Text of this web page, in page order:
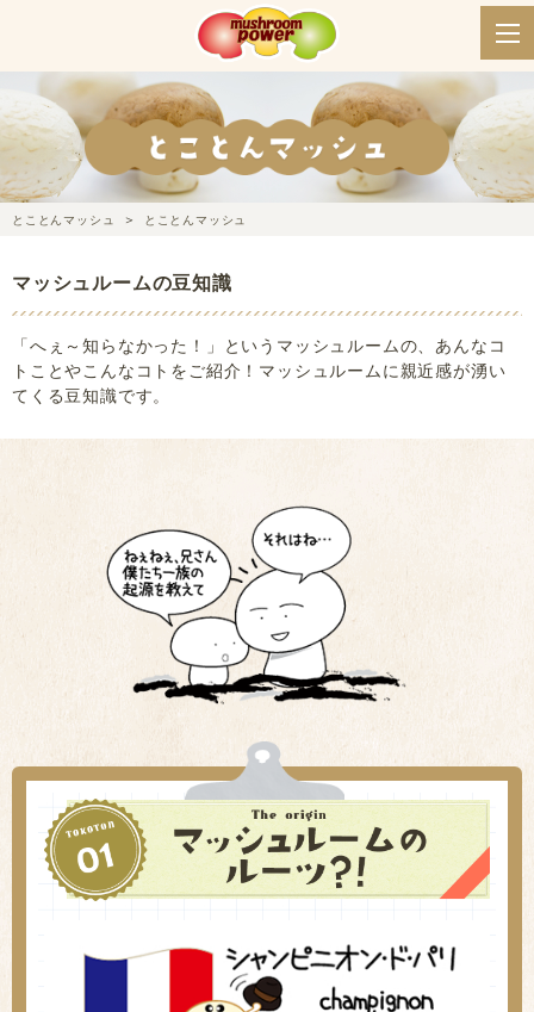
とことんマッシュ とことんマッシュ
マッシュルームの豆知識
「へぇ～知らなかった！」というマッシュルームの、あんなコ
トことやこんなコトをご紹介！マッシュルームに親近感が湧い
てくる豆知識です。